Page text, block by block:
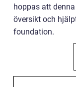
hoppas att
översikt och
foundation.